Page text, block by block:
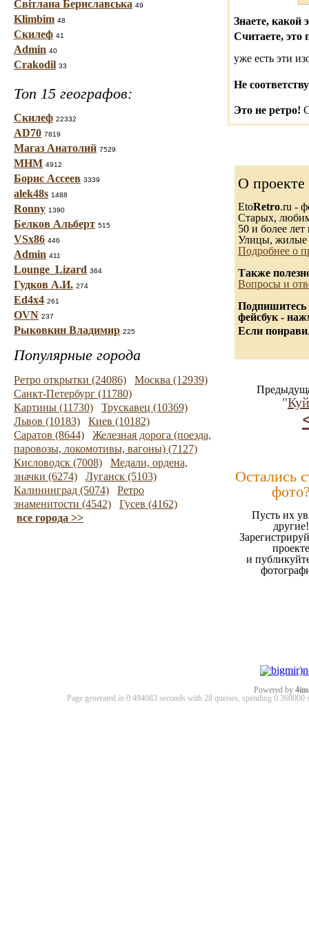
Світлана Бериславська 49
Klimbim 48
Скилеф 41
Admin 40
Crakodil 33
Топ 15 географов:
Скилеф 22332
AD70 7819
Магаз Анатолий 7529
МНМ 4912
Борис Ассеев 3339
alek48s 1488
Ronny 1390
Белков Альберт 515
VSx86 446
Admin 411
Lounge_Lizard 364
Гудков А.И. 274
Ed4x4 261
OVN 237
Рыковкин Владимир 225
Популярные города
Ретро открытки (24086)
Москва (12939)
Санкт-Петербург (11780)
Картины (11730)
Трускавец (10369)
Львов (10183)
Киев (10182)
Саратов (8644)
Железная дорога (поезда,
паровозы, локомотивы, вагоны) (7127)
Кисловодск (7008)
Медали, ордена,
значки (6274)
Луганск (5103)
Калининград (5074)
Ретро
знаменитости (4542)
Гусев (4162)
все города >>
Знаете, какой
Считаете, это
уже есть эти
Не
Это не ретро!
О проекте
EtoRetro.ru -
Старых,
50 и более лет
Улицы, жилые
Подробнее о
Также
Вопросы и
Подпишитесь
фейсбук -
Если
"
Остались
Пусть их
другие!
проекте
и
Powered by
Page generated in 0.494083 seconds with 28 queries, spending